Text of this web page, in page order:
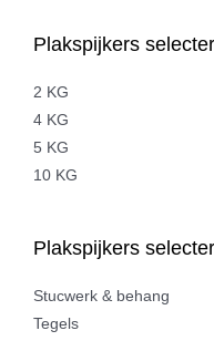
Plakspijkers
2 KG
4 KG
5 KG
10 KG
Plakspijkers
Stucwerk & behang
Tegels